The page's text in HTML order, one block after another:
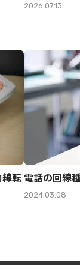
2026.07.13
線転 電話の回線
2024.03.08